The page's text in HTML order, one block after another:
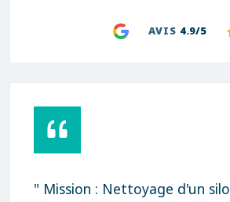
AVIS 4.9/5
" Mission : Nettoyage d'un